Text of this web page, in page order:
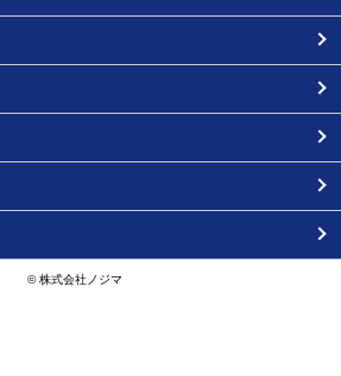
© 株式会社ノジマ